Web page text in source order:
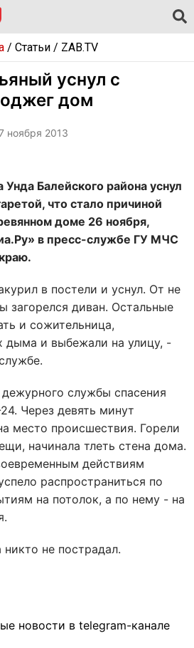
/ Статьи/ ZAB.TV
уснул с
дом
ноября 2013
Балейского района уснул
что стало причиной
доме 26 ноября,
в пресс-службе ГУ МЧС
в постели и уснул. От не
загорелся диван. Остальные
и сожительница,
дыма и выбежали на улицу, -
службы спасения
Через девять минут
место происшествия. Горели
начинала тлеть стена дома.
действиям
распространиться по
на потолок, а по нему - на
никто не пострадал.
новости в telegram-канале